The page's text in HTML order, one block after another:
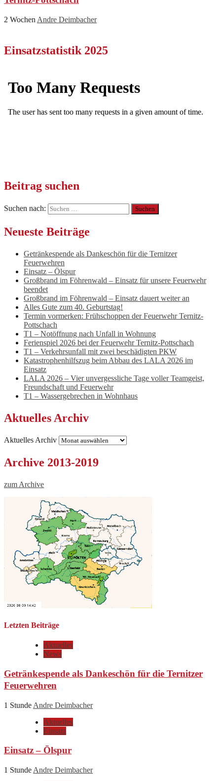
2 Wochen Andre Deimbacher
Einsatzstatistik 2025
Beitrag suchen
Suchen nach:
Neueste Beiträge
Getränkespende als Dankeschön für die Ternitzer
Feuerwehren
Einsatz – Ölspur
Großbrand im Föhrenwald – Einsatz für unsere Feuerwehr
beendet
Großbrand im Föhrenwald – Einsatz dauert weiter an
Alles Gute zum 40. Geburtstag!
Termin vormerken: Frühschoppen der Feuerwehr Ternitz-
Pottschach
T1 – Notöffnung nach Unfall in Wohnung
Ferienspiel 2026 bei der Feuerwehr Ternitz-Pottschach
T1 – Verkehrsunfall mit zwei beschädigten PKW
Katastrophenhilfszug beim Abbau des LALA 2026 im
Einsatz
LALA 2026 – Vier unvergessliche Tage voller Teamgeist,
Freundschaft und Feuerwehr
T1 – Wassergebrechen in Wohnhaus
Aktuelles Archiv
Aktuelles Archiv
Archive 2013-2019
zum Archive
Letzten Beiträge
Aktuelles
News
Getränkespende als Dankeschön für die Ternitzer
Feuerwehren
1 Stunde Andre Deimbacher
Aktuelles
Einsatz
Einsatz – Ölspur
1 Stunde Andre Deimbacher